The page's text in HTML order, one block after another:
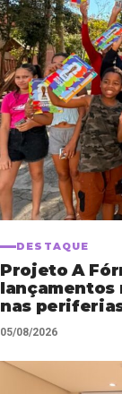
DESTAQUE
Projeto A
lançamentos
nas
05/08/2026